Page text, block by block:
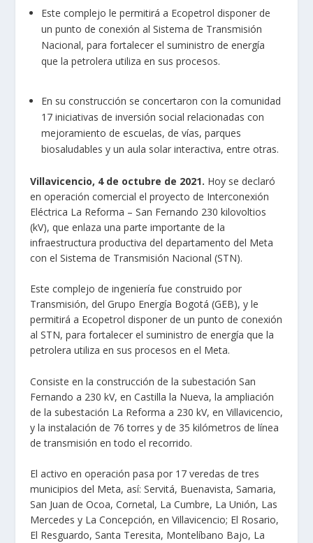
Este complejo le permitirá a Ecopetrol disponer de
un punto de conexión al Sistema de Transmisión
Nacional, para fortalecer el suministro de energía
que la petrolera utiliza en sus procesos.
En su construcción se concertaron con la comunidad
17 iniciativas de inversión social relacionadas con
mejoramiento de escuelas, de vías, parques
biosaludables y un aula solar interactiva, entre otras.
Villavicencio, 4 de octubre de 2021. Hoy se declaró
en operación comercial el proyecto de Interconexión
Eléctrica La Reforma – San Fernando 230 kilovoltios
(kV), que enlaza una parte importante de la
infraestructura productiva del departamento del Meta
con el Sistema de Transmisión Nacional (STN).
Este complejo de ingeniería fue construido por
Transmisión, del Grupo Energía Bogotá (GEB), y le
permitirá a Ecopetrol disponer de un punto de conexión
al STN, para fortalecer el suministro de energía que la
petrolera utiliza en sus procesos en el Meta.
Consiste en la construcción de la subestación San
Fernando a 230 kV, en Castilla la Nueva, la ampliación
de la subestación La Reforma a 230 kV, en Villavicencio,
y la instalación de 76 torres y de 35 kilómetros de línea
de transmisión en todo el recorrido.
El activo en operación pasa por 17 veredas de tres
municipios del Meta, así: Servitá, Buenavista, Samaria,
San Juan de Ocoa, Cornetal, La Cumbre, La Unión, Las
Mercedes y La Concepción, en Villavicencio; El Rosario,
El Resguardo, Santa Teresita, Montelíbano Bajo, La